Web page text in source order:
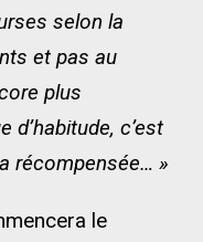
selon la
et pas au
plus
c’est
récompensée… »
le